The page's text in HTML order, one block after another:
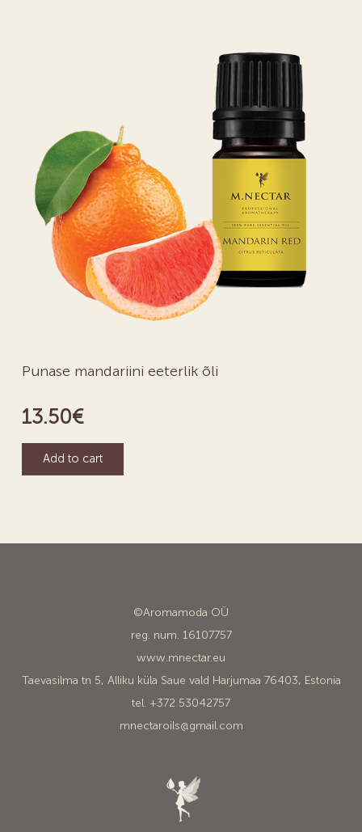
Punase mandariini eeterlik õli
13.50€
Add to cart
©Aromamoda OÜ
reg. num. 16107757
www.mnectar.eu
Taevasilma tn 5, Alliku küla Saue vald Harjumaa 76403, Estonia
tel. +372 53042757
mnectaroils@gmail.com